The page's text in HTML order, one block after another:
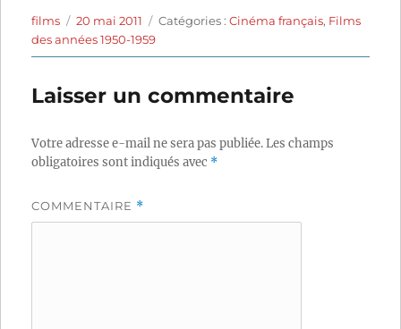
Auteur
films
Publié
le
20 mai 2011 Catégories
Catégories :Cinéma français, Films
des années 1950-1959
Laisser un commentaire
Votre adresse e-mail ne sera pas publiée.Les champs
obligatoires sont indiqués avec *
COMMENTAIRE *